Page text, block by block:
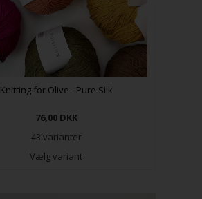
Knitting for Olive - Pure Silk
76,00 DKK
43 varianter
Vælg variant